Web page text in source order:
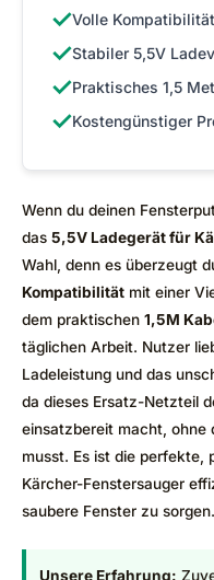
✓Volle
✓Stabiler 5,5V
✓Praktisches 1,5
✓Kostengünstiger
Wenn du deinen
das 5,5V Ladegerät für
Wahl, denn es überzeugt
Kompatibilität mit einer
dem praktischen 1,5M
täglichen Arbeit. Nutzer
Ladeleistung und das
da dieses Ersatz-Netzteil
einsatzbereit macht, ohne
musst. Es ist die perfekte,
Kärcher-Fenstersauger
saubere Fenster zu sorgen.
Unsere Erfahrung: